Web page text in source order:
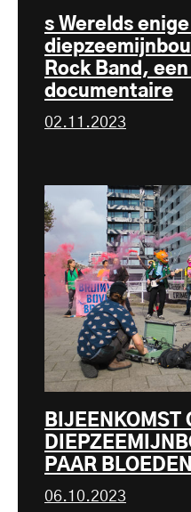
s Werelds
Rock Band,
documentaire
02.11.2023
BIJEENKOMST
PAAR
06.10.2023